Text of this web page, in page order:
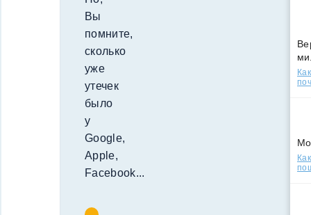
Вы
помните,
сколько
уже
утечек
было
у
Google,
Apple,
Facebook...